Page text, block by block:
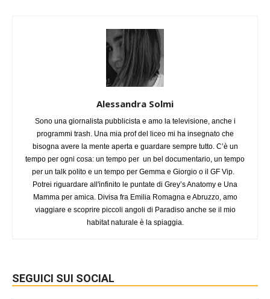
Alessandra Solmi
Sono una giornalista pubblicista e amo la televisione, anche i
programmi trash. Una mia prof del liceo mi ha insegnato che
bisogna avere la mente aperta e guardare sempre tutto. C’è un
tempo per ogni cosa: un tempo per un bel documentario, un tempo
per un talk polito e un tempo per Gemma e Giorgio o il GF Vip.
Potrei riguardare all'infinito le puntate di Grey’s Anatomy e Una
Mamma per amica. Divisa fra Emilia Romagna e Abruzzo, amo
viaggiare e scoprire piccoli angoli di Paradiso anche se il mio
habitat naturale è la spiaggia.
SEGUICI SUI SOCIAL